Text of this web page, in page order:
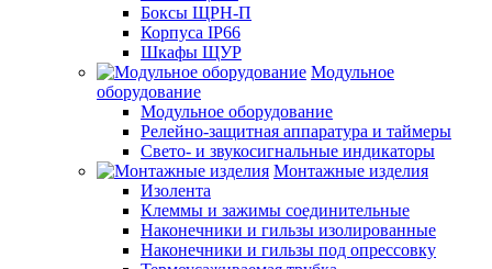
Боксы ЩРН-П
Корпуса IP66
Шкафы ЩУР
Модульное
оборудование
Модульное оборудование
Релейно-защитная аппаратура и таймеры
Свето- и звукосигнальные индикаторы
Монтажные изделия
Изолента
Клеммы и зажимы соединительные
Наконечники и гильзы изолированные
Наконечники и гильзы под опрессовку